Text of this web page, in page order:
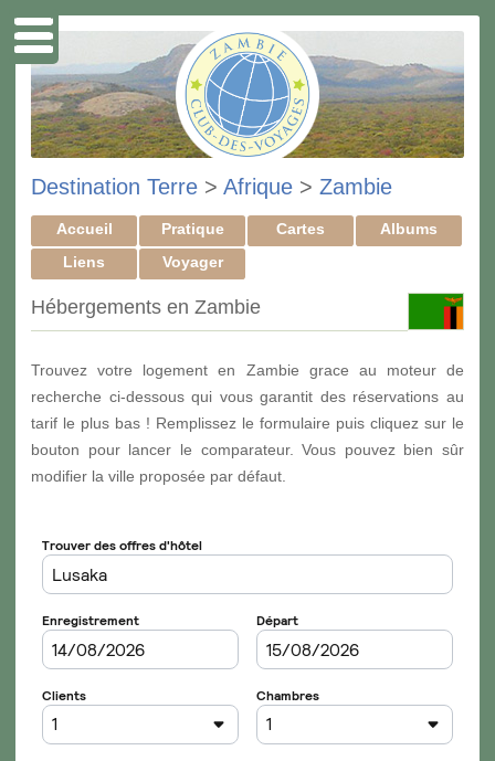
Destination Terre > Afrique > Zambie
Accueil Pratique Cartes
Albums
Liens
Voyager
Hébergements en Zambie
Trouvez votre logement en Zambie grace au moteur de
recherche ci-dessous qui vous garantit des réservations au
tarif le plus bas ! Remplissez le formulaire puis cliquez sur le
bouton pour lancer le comparateur. Vous pouvez bien sûr
modifier la ville proposée par défaut.